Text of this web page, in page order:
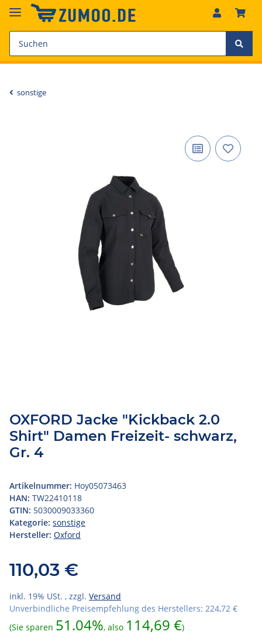
sonstige
OXFORD Jacke "Kickback 2.0
Shirt" Damen Freizeit- schwarz,
Gr. 4
Artikelnummer: Hoy05073463
HAN: TW22410118
GTIN: 5030009033360
Kategorie: sonstige
Hersteller: Oxford
110,03 €
inkl. 19% USt. , zzgl. Versand
Unverbindliche Preisempfehlung des Herstellers: 224,72 €
(Sie sparen 51.04%, also 114,69 €)